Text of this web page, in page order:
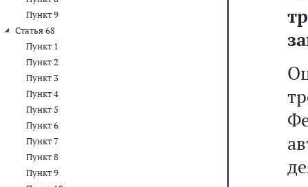
Пункт 9
Статья 68
Пункт 1
Пункт 2
Пункт 3
Пункт 4
Пункт 5
Пункт 6
Пункт 7
Пункт 8
Пункт 9